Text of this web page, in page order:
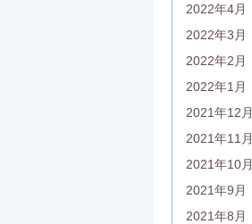
2022年4月
2022年3月
2022年2月
2022年1月
2021年12月
2021年11月
2021年10月
2021年9月
2021年8月